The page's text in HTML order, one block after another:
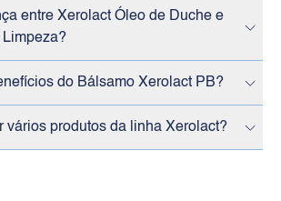
entre Xerolact Óleo de Duche e
do Bálsamo Xerolact PB?
vários produtos da linha Xerolact?